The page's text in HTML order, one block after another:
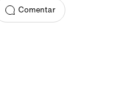
Comentar